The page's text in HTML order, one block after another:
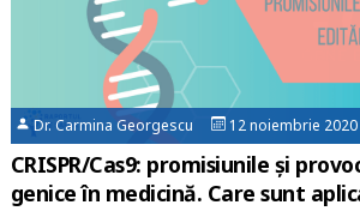
Dr. Carmina Georgescu 12 noiembrie
CRISPR/Cas9: promisiunile și
genice în medicină. Care sunt